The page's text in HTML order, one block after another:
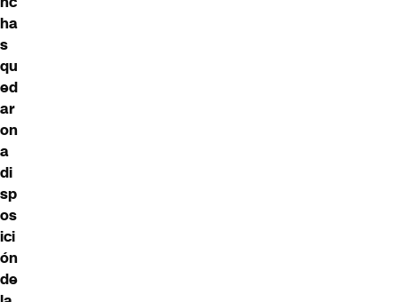
ha
s
qu
ed
ar
on
a
di
sp
os
ici
ón
de